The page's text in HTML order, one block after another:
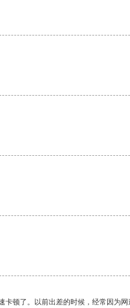
顿了。以前出差的时候，经常因为